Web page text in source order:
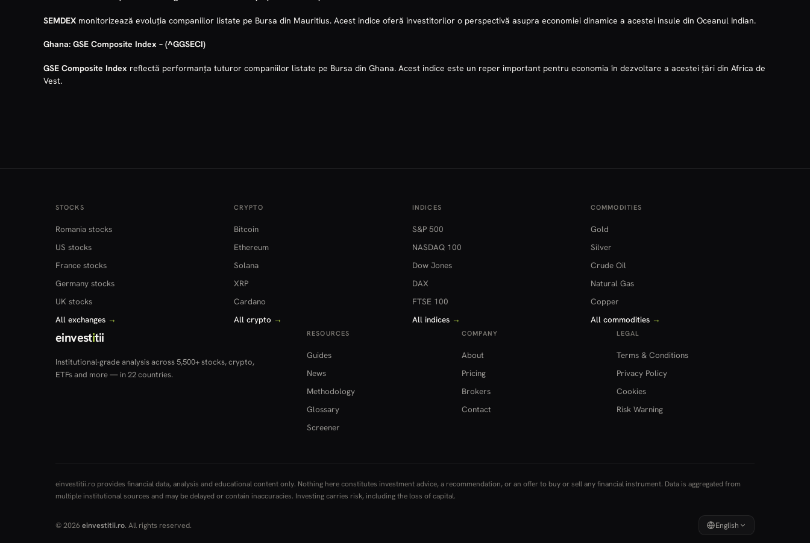
SEMDEX monitorizează evoluția companiilor listate pe Bursa din Mauritius. Acest indice oferă investitorilor o perspectivă asupra economiei dinamice a acestei insule din Oceanul Indian.
Ghana: GSE Composite Index – (^GGSECI)
GSE Composite Index reflectă performanța tuturor companiilor listate pe Bursa din Ghana. Acest indice este un reper important pentru economia în dezvoltare a acestei țări din Africa de
Vest.
STOCKS
Romania stocks
US stocks
France stocks
Germany stocks
UK stocks
All exchanges →
CRYPTO
Bitcoin
Ethereum
Solana
XRP
Cardano
All crypto →
INDICES
S&P 500
NASDAQ 100
Dow Jones
DAX
FTSE 100
All indices →
COMMODITIES
Gold
Silver
Crude Oil
Natural Gas
Copper
All commodities →
einvestitii
Institutional-grade analysis across 5,500+ stocks, crypto,
ETFs and more — in 22 countries.
RESOURCES
Guides
News
Methodology
Glossary
Screener
COMPANY
About
Pricing
Brokers
Contact
LEGAL
Terms & Conditions
Privacy Policy
Cookies
Risk Warning
einvestitii.ro provides financial data, analysis and educational content only. Nothing here constitutes investment advice, a recommendation, or an offer to buy or sell any financial instrument. Data is aggregated from
multiple institutional sources and may be delayed or contain inaccuracies. Investing carries risk, including the loss of capital.
© 2026einvestitii.ro. All rights reserved. English